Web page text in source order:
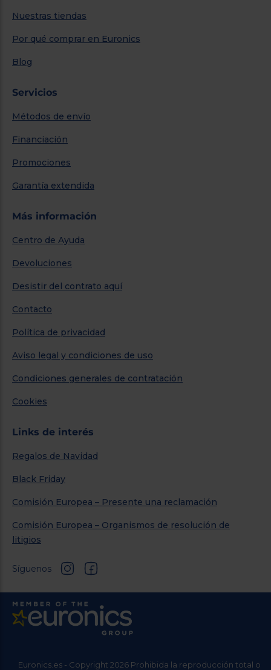
Nuestras tiendas
Por qué comprar en Euronics
Blog
Servicios
Métodos de envío
Financiación
Promociones
Garantía extendida
Más información
Centro de Ayuda
Devoluciones
Desistir del contrato aquí
Contacto
Política de privacidad
Aviso legal y condiciones de uso
Condiciones generales de contratación
Cookies
Links de interés
Regalos de Navidad
Black Friday
Comisión Europea – Presente una reclamación
Comisión Europea – Organismos de resolución de
litigios
Síguenos
Euronics.es - Copyright 2026 Prohibida la reproducción total o